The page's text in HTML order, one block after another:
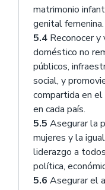
matrimonio
genital femenina.
5.4 Reconocer
doméstico no
públicos,
social, y
compartida en el
en cada país.
5.5 Asegurar la
mujeres y la
liderazgo a
política,
5.6 Asegurar el